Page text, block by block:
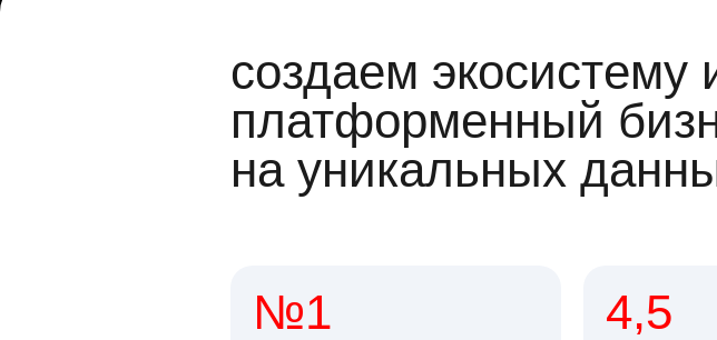
создаем
платформенный
на уникальных
№1 4,5